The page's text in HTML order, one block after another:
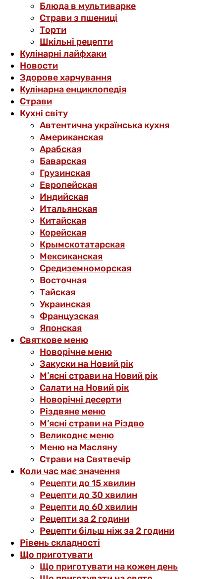
Блюда в мультиварке
Страви з пшениці
Торти
Шкільні рецепти
Кулінарні лайфхаки
Новости
Здорове харчування
Кулінарна енциклопедія
Страви
Кухні світу
Автентична українська кухня
Американская
Арабская
Баварская
Грузинская
Европейская
Индийская
Итальянская
Китайская
Корейская
Крымскотатарская
Мексиканская
Средиземноморская
Восточная
Тайская
Украинская
Французская
Японская
Святкове меню
Новорічне меню
Закуски на Новий рік
М’ясні страви на Новий рік
Салати на Новий рік
Новорічні десерти
Різдвяне меню
М’ясні страви на Різдво
Великоднє меню
Меню на Масляну
Страви на Святвечір
Коли час має значення
Рецепти до 15 хвилин
Рецепти до 30 хвилин
Рецепти до 60 хвилин
Рецепти за 2 години
Рецепти більш ніж за 2 години
Рівень складності
Що приготувати
Що приготувати на кожен день